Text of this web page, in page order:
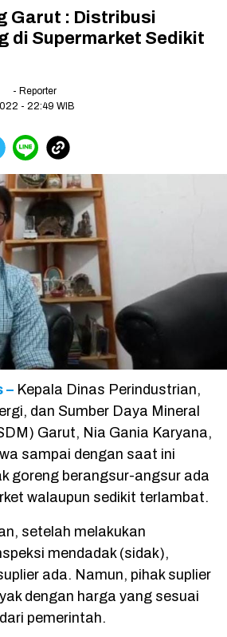
Garut : Distribusi
di Supermarket Sedikit
- Reporter
- 22:49 WIB
– Kepala Dinas Perindustrian,
dan Sumber Daya Mineral
Garut, Nia Gania Karyana,
sampai dengan saat ini
goreng berangsur-angsur ada
walaupun sedikit terlambat.
setelah melakukan
mendadak (sidak),
ada. Namun, pihak suplier
dengan harga yang sesuai
pemerintah.